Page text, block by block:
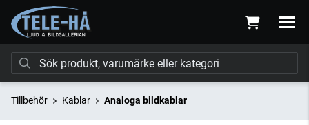
Tillbehör Kablar Analoga bildkablar